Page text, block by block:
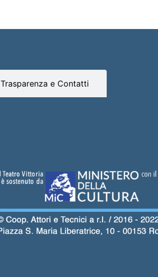
Trasparenza e Contatti